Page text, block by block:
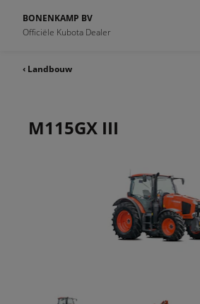
BONENKAMP BV
Officiële Kubota Dealer
‹ Landbouw
M115GX III